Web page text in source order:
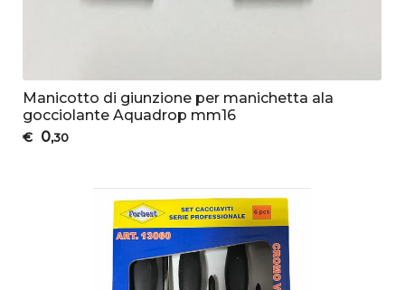
Manicotto di giunzione per manichetta ala
gocciolante Aquadrop mm16
€ 0,30